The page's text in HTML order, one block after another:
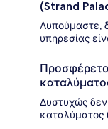
(Strand
Λυπούμαστε,
υπηρεσίας
Δυστυχώς
καταλύματος